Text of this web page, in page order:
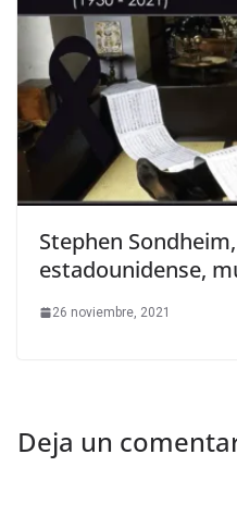
Stephen
estadounidense,
26 noviembre, 2021
Deja un